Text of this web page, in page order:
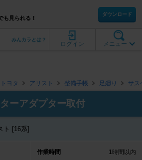
も見られる！
ダウンロード
メニュー
ログイン
みんカラとは？
トヨタ アリスト 整備手帳 足廻り サス
ーアダプター取付
ト [16系]
作業時間 1時間以内